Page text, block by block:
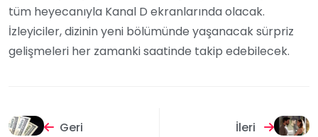
tüm heyecanıyla Kanal D ekranlarında olacak.
İzleyiciler, dizinin yeni bölümünde yaşanacak sürpriz
gelişmeleri her zamanki saatinde takip edebilecek.
Geri İleri